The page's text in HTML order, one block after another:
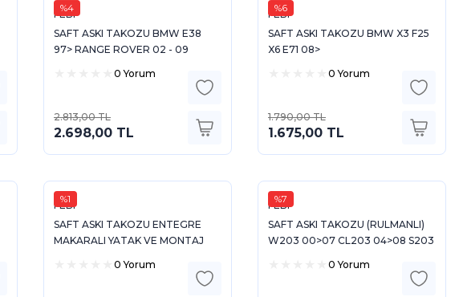
%4
FEBI
SAFT ASKI TAKOZU BMW E38
97> RANGE ROVER 02 - 09
0 Yorum
2.813,00 TL
2.698,00 TL
%6
FEBI
SAFT ASKI TAKOZU BMW X3 F25
X6 E71 08>
0 Yorum
1.790,00 TL
1.675,00 TL
%1
FEBI
SAFT ASKI TAKOZU ENTEGRE
MAKARALI YATAK VE MONTAJ
0 Yorum
%7
FEBI
SAFT ASKI TAKOZU (RULMANLI)
W203 00>07 CL203 04>08 S203
0 Yorum